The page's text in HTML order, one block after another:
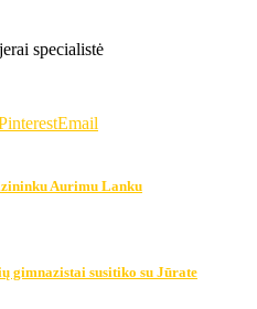
specialistė
Email
Aurimu Lanku
gimnazistai susitiko su Jūrate